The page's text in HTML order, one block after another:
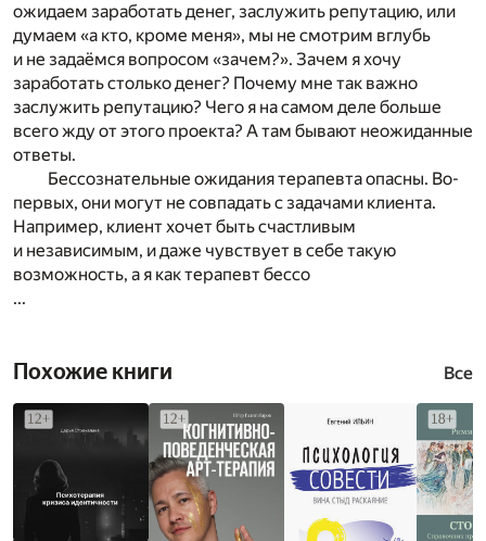
ожидаем заработать денег, заслужить репутацию, или
думаем «а кто, кроме меня», мы не смотрим вглубь
и не задаёмся вопросом «зачем?». Зачем я хочу
заработать столько денег? Почему мне так важно
заслужить репутацию? Чего я на самом деле больше
всего жду от этого проекта? А там бывают неожиданные
ответы.
Бессознательные ожидания терапевта опасны. Во-
первых, они могут не совпадать с задачами клиента.
Например, клиент хочет быть счастливым
и независимым, и даже чувствует в себе такую
возможность, а я как терапевт бессо
...
Похожие книги Все